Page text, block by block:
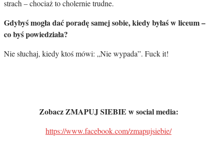
strach – chociaż to cholernie trudne.
Gdybyś mogła dać poradę samej sobie, kiedy byłaś w liceum –
co byś powiedziała?
Nie słuchaj, kiedy ktoś mówi: „Nie wypada”. Fuck it!
Zobacz ZMAPUJ SIEBIE w social media:
https://www.facebook.com/zmapujsiebie/